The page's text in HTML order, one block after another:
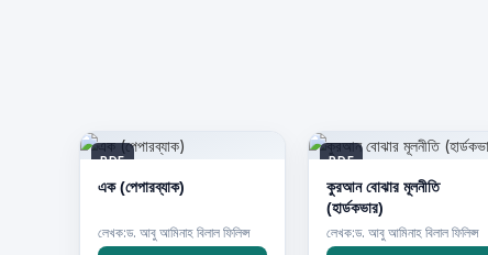
PDF
এক (পেপারব্যাক)
লেখক:ড. আবু আমিনাহ বিলাল ফিলিপ্স
PDF
কুরআন বোঝার মূলনীতি
(হার্ডকভার)
লেখক:ড. আবু আমিনাহ বিলাল ফিলিপ্স